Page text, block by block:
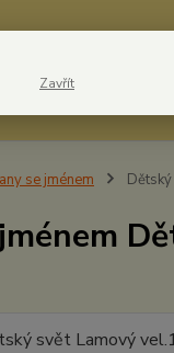
Hledat
se jménem
Zavřít